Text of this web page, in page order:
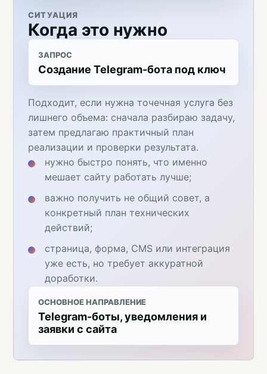
СИТУАЦИЯ
Когда это нужно
ЗАПРОС
Создание Telegram-бота под ключ
Подходит, если нужна точечная услуга без
лишнего объема: сначала разбираю задачу,
затем предлагаю практичный план
реализации и проверки результата.
нужно быстро понять, что именно
мешает сайту работать лучше;
важно получить не общий совет, а
конкретный план технических
действий;
страница, форма, CMS или интеграция
уже есть, но требует аккуратной
доработки.
ОСНОВНОЕ НАПРАВЛЕНИЕ
Telegram-боты, уведомления и
заявки с сайта